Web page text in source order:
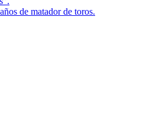
de matador de toros.